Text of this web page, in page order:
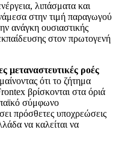
λιπάσματα και
στην τιμή παραγωγού
ανάγκη ουσιαστικής
στον πρωτογενή
μεταναστευτικές ροές
ότι το ζήτημα
βρίσκονται στα όριά
σύμφωνο
πρόσθετες υποχρεώσεις
να καλείται να